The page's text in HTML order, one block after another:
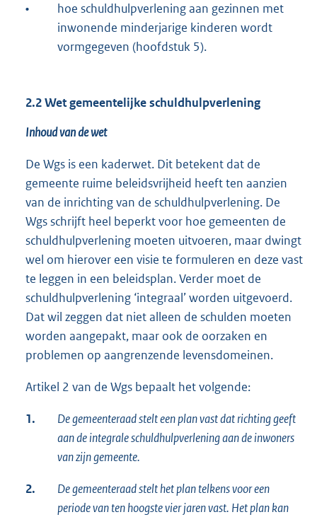
•
hoe schuldhulpverlening aan gezinnen met
inwonende minderjarige kinderen wordt
vormgegeven (hoofdstuk 5).
2.2 Wet gemeentelijke schuldhulpverlening
Inhoud van de wet
De Wgs is een kaderwet. Dit betekent dat de
gemeente ruime beleidsvrijheid heeft ten aanzien
van de inrichting van de schuldhulpverlening. De
Wgs schrijft heel beperkt voor hoe gemeenten de
schuldhulpverlening moeten uitvoeren, maar dwingt
wel om hierover een visie te formuleren en deze vast
te leggen in een beleidsplan. Verder moet de
schuldhulpverlening ‘integraal’ worden uitgevoerd.
Dat wil zeggen dat niet alleen de schulden moeten
worden aangepakt, maar ook de oorzaken en
problemen op aangrenzende levensdomeinen.
Artikel 2 van de Wgs bepaalt het volgende:
1.
De gemeenteraad stelt een plan vast dat richting geeft
aan de integrale schuldhulpverlening aan de inwoners
van zijn gemeente.
2.
De gemeenteraad stelt het plan telkens voor een
periode van ten hoogste vier jaren vast. Het plan kan